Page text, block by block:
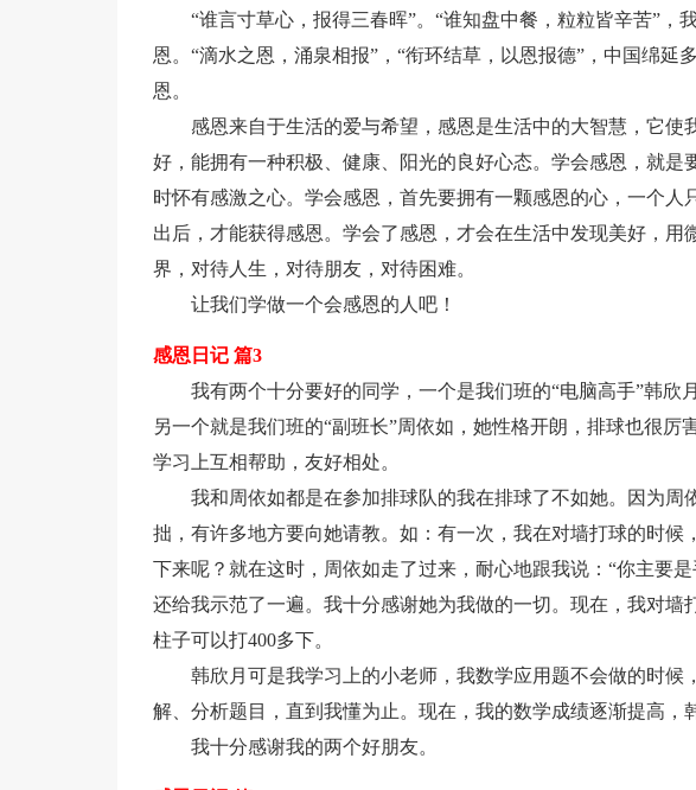
“谁言寸草心，报得三春晖”。“谁知盘中餐，粒粒皆辛苦”，
恩。“滴水之恩，涌泉相报”，“衔环结草，以恩报德”，中国绵延
恩。
感恩来自于生活的爱与希望，感恩是生活中的大智慧，它使
好，能拥有一种积极、健康、阳光的良好心态。学会感恩，就是
时怀有感激之心。学会感恩，首先要拥有一颗感恩的心，一个人
出后，才能获得感恩。学会了感恩，才会在生活中发现美好，用
界，对待人生，对待朋友，对待困难。
让我们学做一个会感恩的人吧！
感恩日记 篇3
我有两个十分要好的同学，一个是我们班的“电脑高手”韩欣
另一个就是我们班的“副班长”周依如，她性格开朗，排球也很厉
学习上互相帮助，友好相处。
我和周依如都是在参加排球队的我在排球了不如她。因为周
拙，有许多地方要向她请教。如：有一次，我在对墙打球的时候
下来呢？就在这时，周依如走了过来，耐心地跟我说：“你主要
还给我示范了一遍。我十分感谢她为我做的一切。现在，我对墙
柱子可以打400多下。
韩欣月可是我学习上的小老师，我数学应用题不会做的时候
解、分析题目，直到我懂为止。现在，我的数学成绩逐渐提高，
我十分感谢我的两个好朋友。